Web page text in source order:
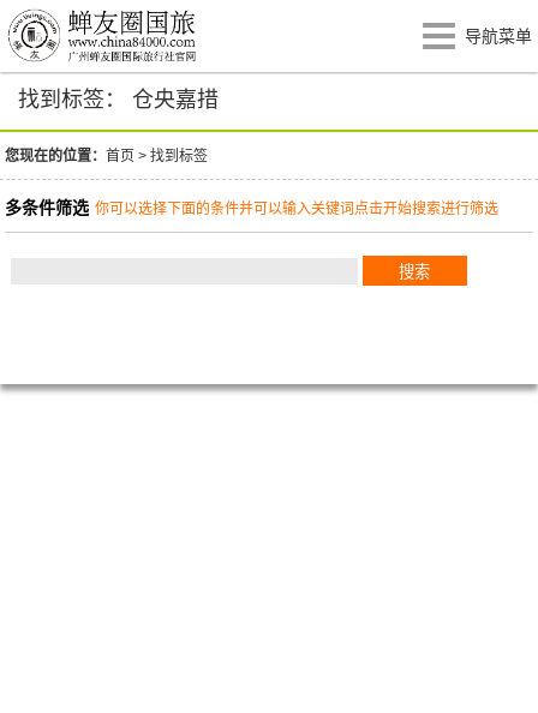
导航菜单
找到标签： 仓央嘉措
您现在的位置：首页 >找到标签
多条件筛选 你可以选择下面的条件并可以输入关键词点击开始搜索进行筛选